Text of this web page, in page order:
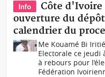
Info
Côte d'Ivoire
ouverture du
calendrier du
Me Kouamé Bi
Electorale ce jeudi
à rebours pour
Fédération